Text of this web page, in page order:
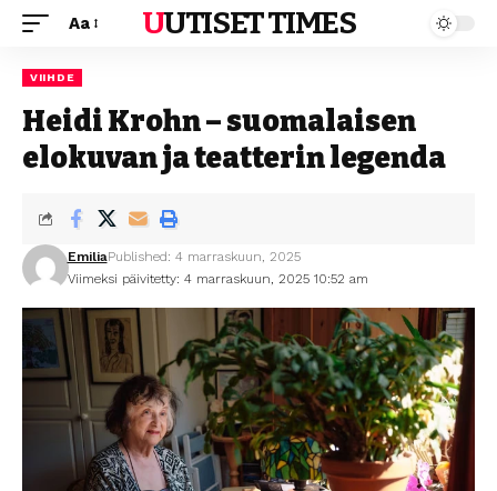
Aa UUTISET TIMES
VIIHDE
Heidi Krohn – suomalaisen
elokuvan ja teatterin legenda
Viimeksi päivitetty: 4 marraskuun, 2025 10:52 am
EmiliaPublished: 4 marraskuun, 2025